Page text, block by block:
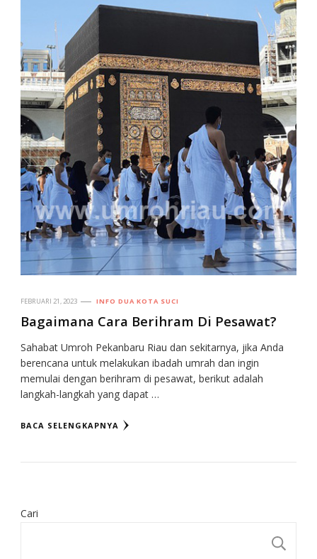
FEBRUARI 21, 2023 INFO DUA KOTA SUCI
Bagaimana Cara Berihram Di Pesawat?
Sahabat Umroh Pekanbaru Riau dan sekitarnya, jika Anda
berencana untuk melakukan ibadah umrah dan ingin
memulai dengan berihram di pesawat, berikut adalah
langkah-langkah yang dapat …
BACA SELENGKAPNYA
Cari